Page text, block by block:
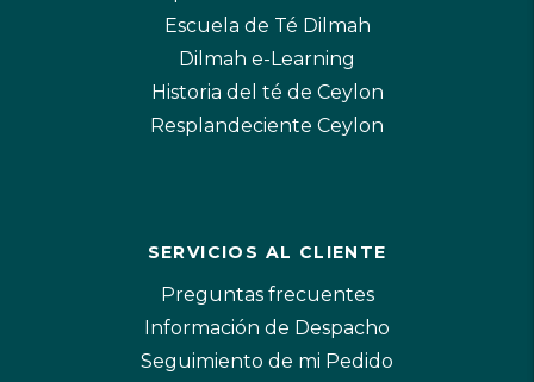
Escuela de Té Dilmah
Dilmah e-Learning
Historia del té de Ceylon
Resplandeciente Ceylon
SERVICIOS AL CLIENTE
Preguntas frecuentes
Información de Despacho
Seguimiento de mi Pedido